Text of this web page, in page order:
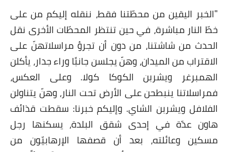
"الخبر اليقين من محطّتنا فقط، ننقله إليكم من على
خطّ النار مباشرة، في حين تنتظر المحطّات الأخرى نقل
الحدث من شاشتنا، من دون أن تجرؤ مراسلاتهنّ على
الاقتراب من الميدان، وهنّ يجلسن جانبًا وراء جدار، يأكلن
الهمبرغر ويشربن الكوكا كولا. وعلى العكس،
فمراسلاتنا ينبطحن على الأرض تحت النار، وهنّ يتناولن
الفلافل ويشربن الشاي. وإليكم خبرنا: سقطت قذائف
هاون عدّة في إحدى شقق البلدة، يسكنها رجل
مسكين وعائلته، بعد أن قصفها الإرهابيّون من